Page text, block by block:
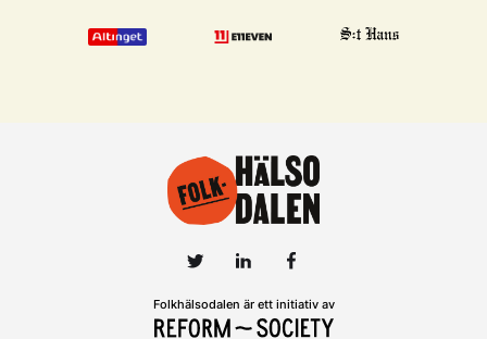
Folkhälsodalen är ett initiativ av